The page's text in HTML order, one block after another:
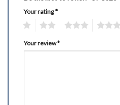
Your rating*
Your review*